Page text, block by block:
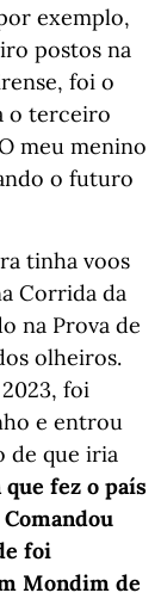
exemplo,
postos na
foi o
o terceiro
meu menino
o futuro
tinha voos
Corrida da
na Prova de
olheiros.
foi
e entrou
de que iria
fez o país
foi
Mondim de